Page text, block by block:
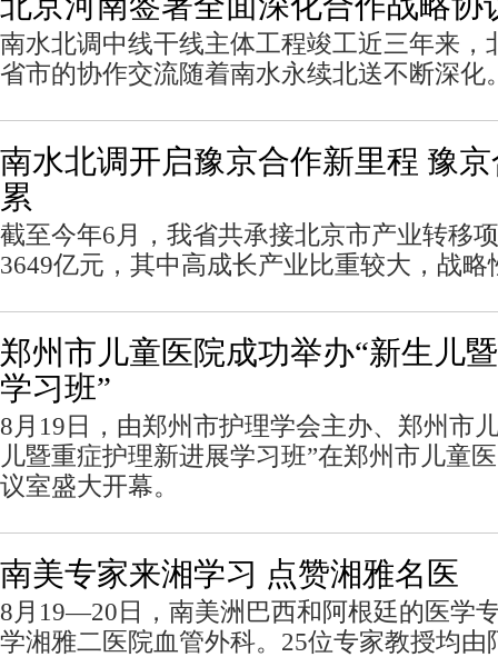
南水北调中线干线主体工程竣工近三年来，
省市的协作交流随着南水永续北送不断深化
南水北调开启豫京合作新里程 豫
累
截至今年6月，我省共承接北京市产业转移
3649亿元，其中高成长产业比重较大，战
郑州市儿童医院成功举办“新生儿
学习班”
8月19日，由郑州市护理学会主办、郑州市
儿暨重症护理新进展学习班”在郑州市儿童
议室盛大开幕。
南美专家来湘学习 点赞湘雅名医
8月19—20日，南美洲巴西和阿根廷的医学
学湘雅二医院血管外科。25位专家教授均由